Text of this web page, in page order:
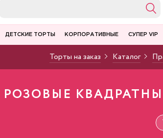
ДЕТСКИЕ ТОРТЫ КОРПОРАТИВНЫЕ СУПЕР VIP
Торты на заказ Каталог
РОЗОВЫЕ